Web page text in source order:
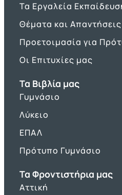
Τα Εργαλεία
Θέματα και
Προετοιμασία για
Οι Επιτυχίες μας
Τα Βιβλία μας
Γυμνάσιο
Λύκειο
ΕΠΑΛ
Πρότυπο Γυμνάσιο
Τα Φροντιστήρια μας
Αττική